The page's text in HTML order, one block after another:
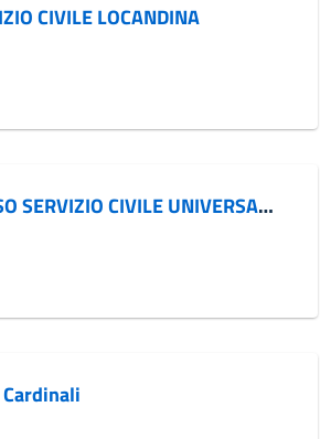
CIVILE LOCANDINA
AVVISO SERVIZIO CIVILE UNIVERSALE 2026